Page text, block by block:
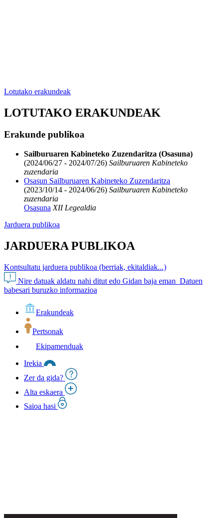
Lotutako erakundeak
LOTUTAKO ERAKUNDEAK
Erakunde publikoa
Sailburuaren Kabineteko Zuzendaritza (Osasuna)
(2024/06/27 - 2024/07/26) Sailburuaren Kabineteko
zuzendaria
Osasun Sailburuaren Kabineteko Zuzendaritza
(2023/10/14 - 2024/06/26) Sailburuaren Kabineteko
zuzendaria
Osasuna XII Legealdia
Jarduera publikoa
JARDUERA PUBLIKOA
Kontsultatu jarduera publikoa (berriak, ekitaldiak...)
Nire datuak aldatu nahi ditut edo Gidan baja eman Datuen
babesari buruzko informazioa
Erakundeak
Pertsonak
Ekipamenduak
Irekia
Zer da gida?
Alta eskaera
Saioa hasi